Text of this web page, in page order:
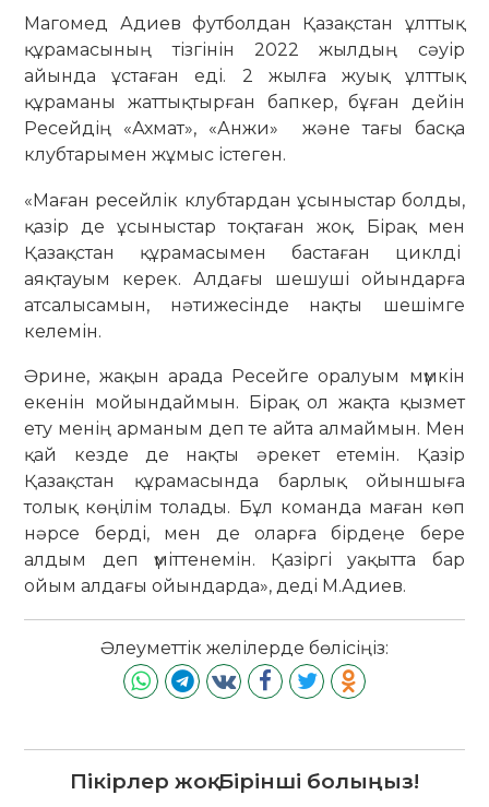
Магомед Адиев футболдан Қазақстан ұлттық
құрамасының тізгінін 2022 жылдың сәуір
айында ұстаған еді. 2 жылға жуық ұлттық
құраманы жаттықтырған бапкер, бұған дейін
Ресейдің «Ахмат», «Анжи» және тағы басқа
клубтарымен жұмыс істеген.
«Маған ресейлік клубтардан ұсыныстар болды,
қазір де ұсыныстар тоқтаған жоқ. Бірақ мен
Қазақстан құрамасымен бастаған циклді
аяқтауым керек. Алдағы шешуші ойындарға
атсалысамын, нәтижесінде нақты шешімге
келемін.
Әрине, жақын арада Ресейге оралуым мүмкін
екенін мойындаймын. Бірақ ол жақта қызмет
ету менің арманым деп те айта алмаймын. Мен
қай кезде де нақты әрекет етемін. Қазір
Қазақстан құрамасында барлық ойыншыға
толық көңілім толады. Бұл команда маған көп
нәрсе берді, мен де оларға бірдеңе бере
алдым деп үміттенемін. Қазіргі уақытта бар
ойым алдағы ойындарда», деді М.Адиев.
Әлеуметтік желілерде бөлісіңіз:
Пікірлер жоқ. Бірінші болыңыз!